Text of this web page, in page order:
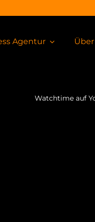
Agentur
Watchtime auf